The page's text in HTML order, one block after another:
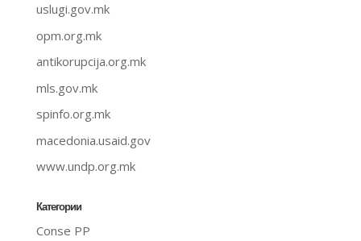
uslugi.gov.mk
opm.org.mk
antikorupcija.org.mk
mls.gov.mk
spinfo.org.mk
macedonia.usaid.gov
www.undp.org.mk
Категории
Conse PP